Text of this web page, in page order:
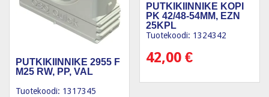
PUTKIKIINNIKE 2955 F
M25 RW, PP, VAL
Tuotekoodi: 1317345
PUTKIKIINNIKE KOPI
PK 42/48-54MM, EZN
25KPL
Tuotekoodi: 1324342
42,00€